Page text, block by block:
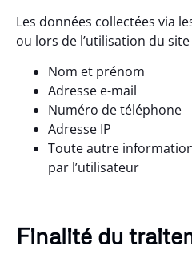
Les données collectées via
ou lors de l’utilisation du
Nom et prénom
Adresse e-mail
Numéro de téléphone
Adresse IP
Toute autre
par l’utilisateur
Finalité du